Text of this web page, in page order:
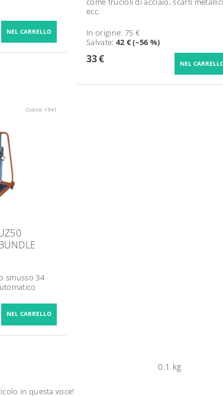
ecc.
In origine: 75 €
Salvate: 42 € (–56 %)
33 €
Codice: 1941
smusso 34
0.1 kg
in questa voce!